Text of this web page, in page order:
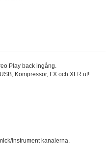
Play back ingång.
Kompressor, FX och XLR ut!
instrument kanalerna.